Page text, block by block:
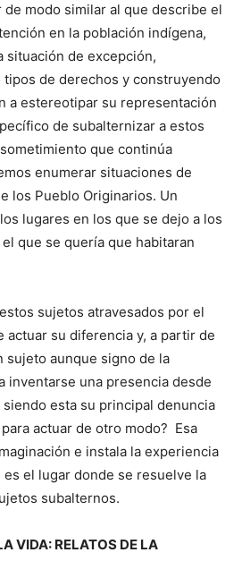
modo similar al que describe el
en la población indígena,
situación de excepción,
de derechos y construyendo
a estereotipar su representación
de subalternizar a estos
que continúa
enumerar situaciones de
los Pueblo Originarios. Un
lugares en los que se dejo a los
que se quería que habitaran
sujetos atravesados por el
actuar su diferencia y, a partir de
sujeto aunque signo de la
inventarse una presencia desde
esta su principal denuncia
actuar de otro modo? Esa
e instala la experiencia
el lugar donde se resuelve la
subalternos.
VIDA: RELATOS DE LA